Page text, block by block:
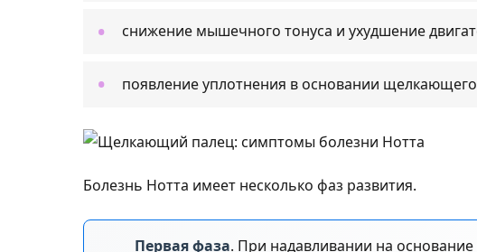
снижение мышечного тонуса и ухудшение
появление уплотнения в основании
Болезнь Нотта имеет несколько фаз развития.
Первая фаза. При надавливании на